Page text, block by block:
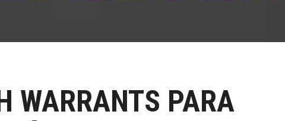
WARRANTS PARA